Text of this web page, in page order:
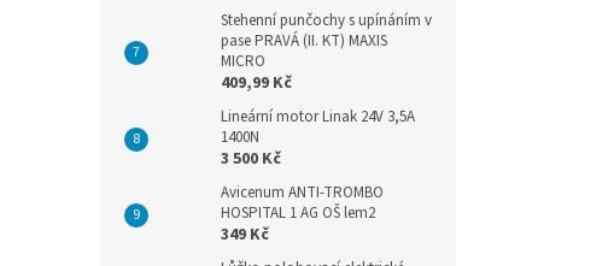
Stehenní punčochy s upínáním v
pase PRAVÁ (II. KT) MAXIS
MICRO
409,99 Kč
Lineární motor Linak 24V 3,5A
1400N
3 500 Kč
Avicenum ANTI-TROMBO
HOSPITAL 1 AG OŠ lem2
349 Kč